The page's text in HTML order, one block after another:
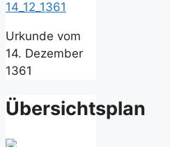
Urkunde vom
14. Dezember
1361
Übersichtsplan